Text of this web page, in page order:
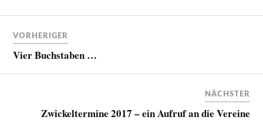
VORHERIGER
Vier Buchstaben …
NÄCHSTER
Zwickeltermine 2017 – ein Aufruf an die Vereine